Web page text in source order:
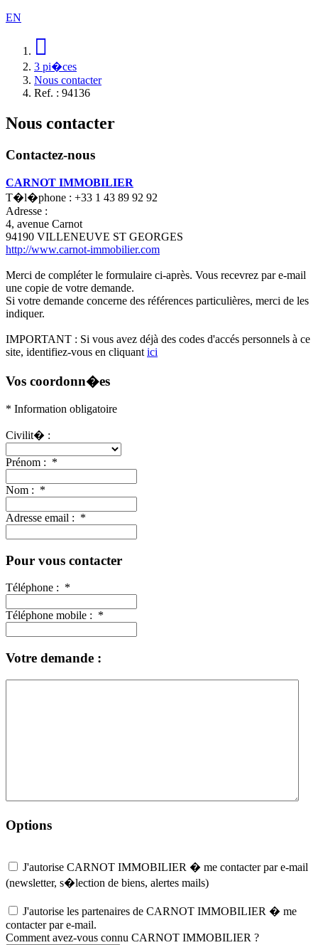
EN
3 pi�ces
Nous contacter
Ref. : 94136
Nous contacter
Contactez-nous
CARNOT IMMOBILIER
T�l�phone : +33 1 43 89 92 92
Adresse :
4, avenue Carnot
94190 VILLENEUVE ST GEORGES
http://www.carnot-immobilier.com
Merci de compléter le formulaire ci-après. Vous recevrez par e-mail
une copie de votre demande.
Si votre demande concerne des références particulières, merci de les
indiquer.
IMPORTANT : Si vous avez déjà des codes d'accés personnels à ce
site, identifiez-vous en cliquant ici
Vos coordonn�es
* Information obligatoire
Civilit� :
Prénom : *
Nom : *
Adresse email : *
Pour vous contacter
Téléphone : *
Téléphone mobile : *
Votre demande :
Options
J'autorise CARNOT IMMOBILIER � me contacter par e-mail
(newsletter, s�lection de biens, alertes mails)
J'autorise les partenaires de CARNOT IMMOBILIER � me
contacter par e-mail.
Comment avez-vous connu CARNOT IMMOBILIER ?